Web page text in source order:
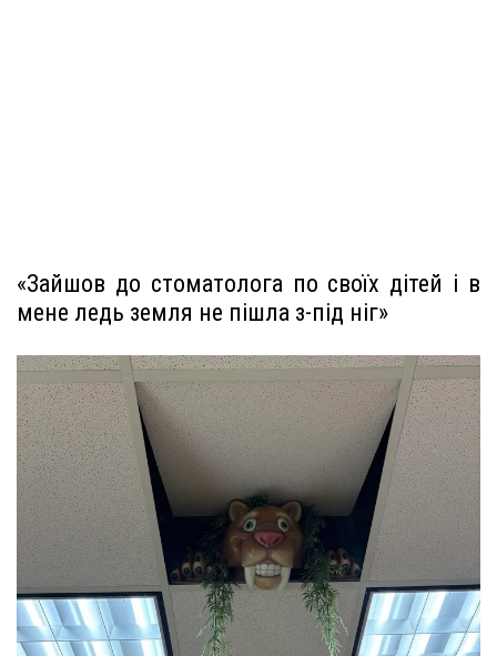
«Зайшов до стоматолога по своїх дітей і в
мене ледь земля не пішла з-під ніг»